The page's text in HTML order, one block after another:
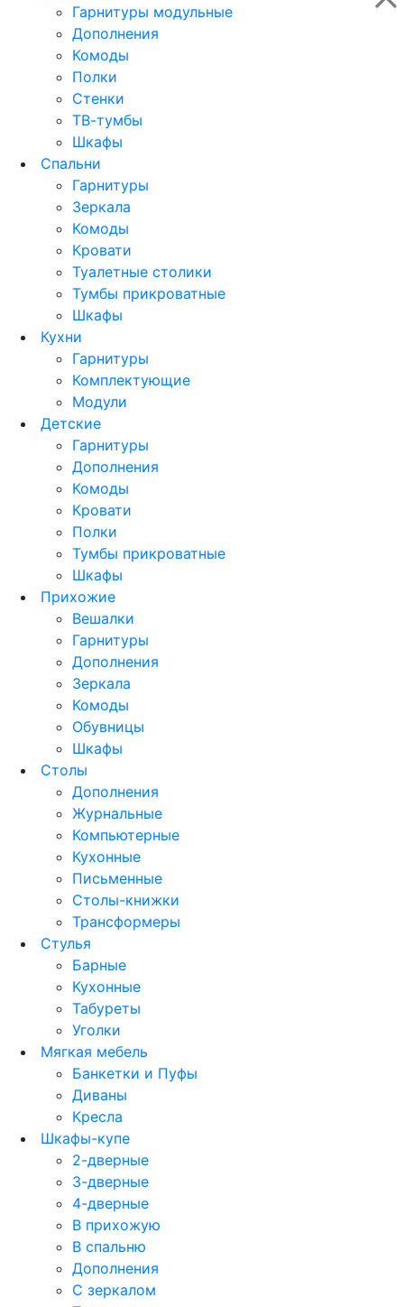
Гарнитуры модульные
Дополнения
Комоды
Полки
Стенки
ТВ-тумбы
Шкафы
Спальни
Гарнитуры
Зеркала
Комоды
Кровати
Туалетные столики
Тумбы прикроватные
Шкафы
Кухни
Гарнитуры
Комплектующие
Модули
Детские
Гарнитуры
Дополнения
Комоды
Кровати
Полки
Тумбы прикроватные
Шкафы
Прихожие
Вешалки
Гарнитуры
Дополнения
Зеркала
Комоды
Обувницы
Шкафы
Столы
Дополнения
Журнальные
Компьютерные
Кухонные
Письменные
Столы-книжки
Трансформеры
Стулья
Барные
Кухонные
Табуреты
Уголки
Мягкая мебель
Банкетки и Пуфы
Диваны
Кресла
Шкафы-купе
2-дверные
3-дверные
4-дверные
В прихожую
В спальню
Дополнения
С зеркалом